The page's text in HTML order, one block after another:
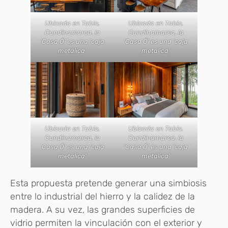
Ubicada en Tabio,
Cundinamarca, la
‘Casa Ó’ es una ‘caja
metálica’
Ubicada en Tabio,
Cundinamarca, la
‘Casa Ó’ es una ‘caja
metálica’
Ubicada en Tabio,
Cundinamarca, la
‘Casa Ó’ es una ‘caja
metálica’
Ubicada en Tabio,
Cundinamarca, la
‘Casa Ó’ es una ‘caja
metálica’
Esta propuesta pretende generar una simbiosis
entre lo industrial del hierro y la calidez de la
madera. A su vez, las grandes superficies de
vidrio permiten la vinculación con el exterior y